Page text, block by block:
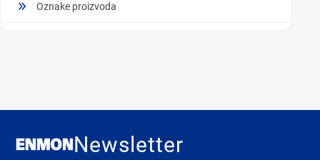
Oznake proizvoda
Newsletter